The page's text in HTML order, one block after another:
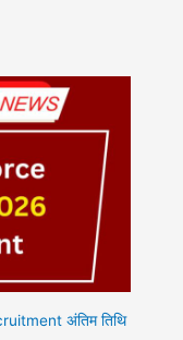
अंतिम तिथि